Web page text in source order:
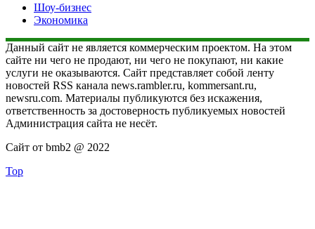
Шоу-бизнес
Экономика
Данный сайт не является коммерческим проектом. На этом
сайте ни чего не продают, ни чего не покупают, ни какие
услуги не оказываются. Сайт представляет собой ленту
новостей RSS канала news.rambler.ru, kommersant.ru,
newsru.com. Материалы публикуются без искажения,
ответственность за достоверность публикуемых новостей
Администрация сайта не несёт.
Сайт от bmb2 @ 2022
Top